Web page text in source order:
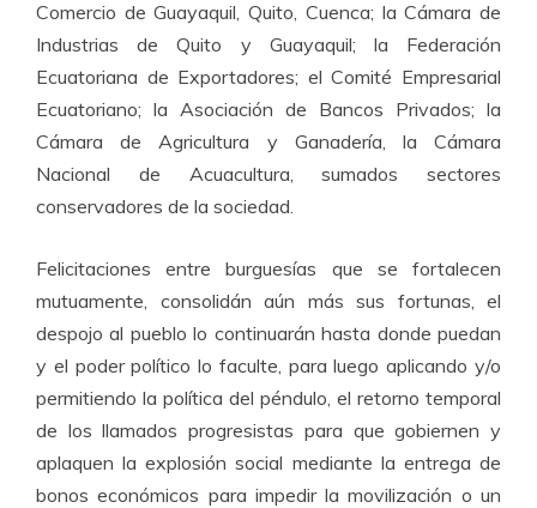
Comercio de Guayaquil, Quito, Cuenca; la Cámara de
Industrias de Quito y Guayaquil; la Federación
Ecuatoriana de Exportadores; el Comité Empresarial
Ecuatoriano; la Asociación de Bancos Privados; la
Cámara de Agricultura y Ganadería, la Cámara
Nacional de Acuacultura, sumados sectores
conservadores de la sociedad.
Felicitaciones entre burguesías que se fortalecen
mutuamente, consolidán aún más sus fortunas, el
despojo al pueblo lo continuarán hasta donde puedan
y el poder político lo faculte, para luego aplicando y/o
permitiendo la política del péndulo, el retorno temporal
de los llamados progresistas para que gobiernen y
aplaquen la explosión social mediante la entrega de
bonos económicos para impedir la movilización o un